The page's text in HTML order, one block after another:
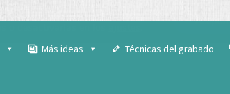
Más ideas Técnicas del grabado
Aceptar